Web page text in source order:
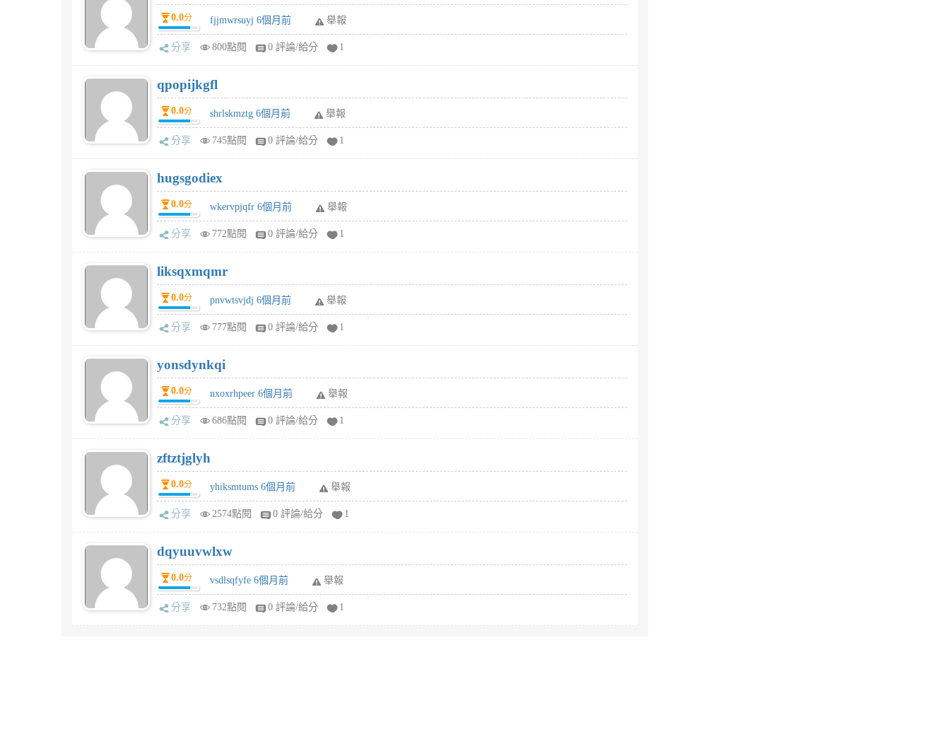
0.0分 fjjmwrsuyj 6個月前 舉報
分享 800點閱 0 評論/給分 1
qpopijkgfl
0.0分 shrlskmztg 6個月前 舉報
分享 745點閱 0 評論/給分 1
hugsgodiex
0.0分 wkervpjqfr 6個月前 舉報
分享 772點閱 0 評論/給分 1
liksqxmqmr
0.0分 pnvwtsvjdj 6個月前 舉報
分享 777點閱 0 評論/給分 1
yonsdynkqi
0.0分 nxoxrhpeer 6個月前 舉報
分享 686點閱 0 評論/給分 1
zftztjglyh
0.0分 yhiksmtums 6個月前 舉報
分享 2574點閱 0 評論/給分 1
dqyuuvwlxw
0.0分 vsdlsqfyfe 6個月前 舉報
分享 732點閱 0 評論/給分 1